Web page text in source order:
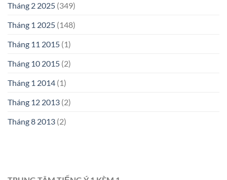
Tháng 2 2025 (349)
Tháng 1 2025 (148)
Tháng 11 2015 (1)
Tháng 10 2015 (2)
Tháng 1 2014 (1)
Tháng 12 2013 (2)
Tháng 8 2013 (2)